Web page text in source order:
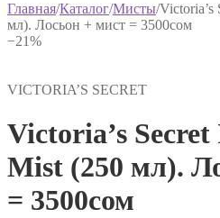
Главная/Каталог/Мисты/Victoria’s
мл). Лосьон + мист = 3500сом
−21%
VICTORIA’S SECRET
Victoria’s
Mist (250 мл).
= 3500сом